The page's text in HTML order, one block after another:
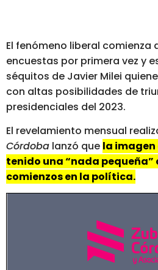
El fenómeno liberal comienza
encuestas por primera vez y
séquitos de Javier Milei
con altas posibilidades de
presidenciales del 2023.
El revelamiento mensual
Córdoba lanzó que la imagen
tenido una “nada pequeña”
comienzos en la política.